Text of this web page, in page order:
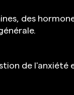
des
de l'anxiété